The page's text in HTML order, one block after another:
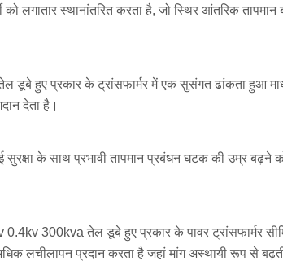
लगातार स्थानांतरित करता है, जो स्थिर आंतरिक तापमान
हुए प्रकार के ट्रांसफार्मर में एक सुसंगत ढांकता हुआ
देता है।
गई सुरक्षा के साथ प्रभावी तापमान प्रबंधन घटक की उम्र
0.4kv 300kva तेल डूबे हुए प्रकार के पावर ट्रांसफार्मर
लचीलापन प्रदान करता है जहां मांग अस्थायी रूप से